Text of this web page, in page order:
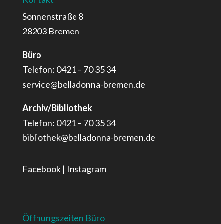
Sonnenstraße 8
28203 Bremen
Büro
Telefon: 0421 – 70 35 34
service@belladonna-bremen.de
Archiv/Bibliothek
Telefon: 0421 – 70 35 34
bibliothek@belladonna-bremen.de
Facebook| Instagram
Öffnungszeiten Büro